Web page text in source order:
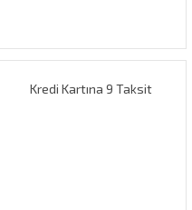
Kredi Kartına 9 Taksit